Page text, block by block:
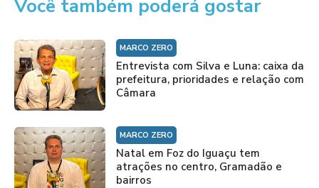
Você também poderá gostar
MARCO ZERO
Entrevista com Silva e Luna: caixa da
prefeitura, prioridades e relação com
Câmara
MARCO ZERO
Natal em Foz do Iguaçu tem
atrações no centro, Gramadão e
bairros